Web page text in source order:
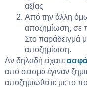
αξίας
Από την άλλη
αποζημίωση, σε
Στο παράδειγμά
αποζημίωση.
Αν δηλαδή είχατε
από σεισμό έγιναν
αποζημιωθείτε με το